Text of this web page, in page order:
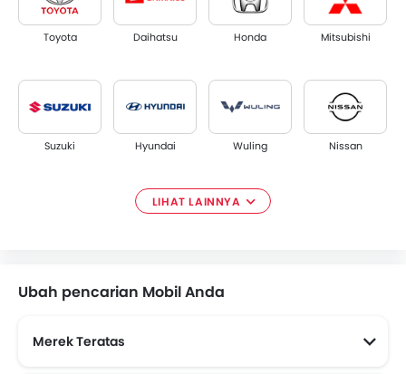
Toyota Daihatsu Honda Mitsubishi
Suzuki Hyundai Wuling Nissan
LIHAT LAINNYA
Ubah pencarian Mobil Anda
Merek Teratas